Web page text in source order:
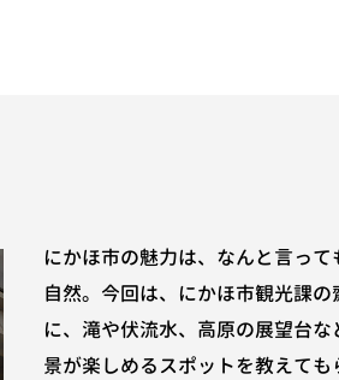
にかほ市の魅力は、なんと言って
自然。今回は、にかほ市観光課の
に、滝や伏流水、高原の展望台な
景が楽しめるスポットを教えても